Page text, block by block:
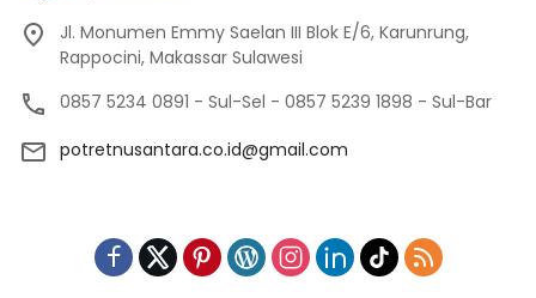
Jl. Monumen Emmy Saelan III Blok E/6, Karunrung,
Rappocini, Makassar Sulawesi
0857 5234 0891 - Sul-Sel - 0857 5239 1898 - Sul-Bar
potretnusantara.co.id@gmail.com